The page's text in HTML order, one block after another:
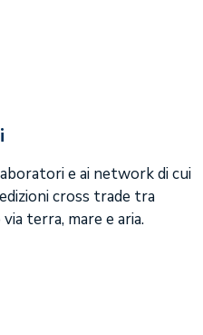
e ai network di cui
cross trade tra
terra, mare e aria.